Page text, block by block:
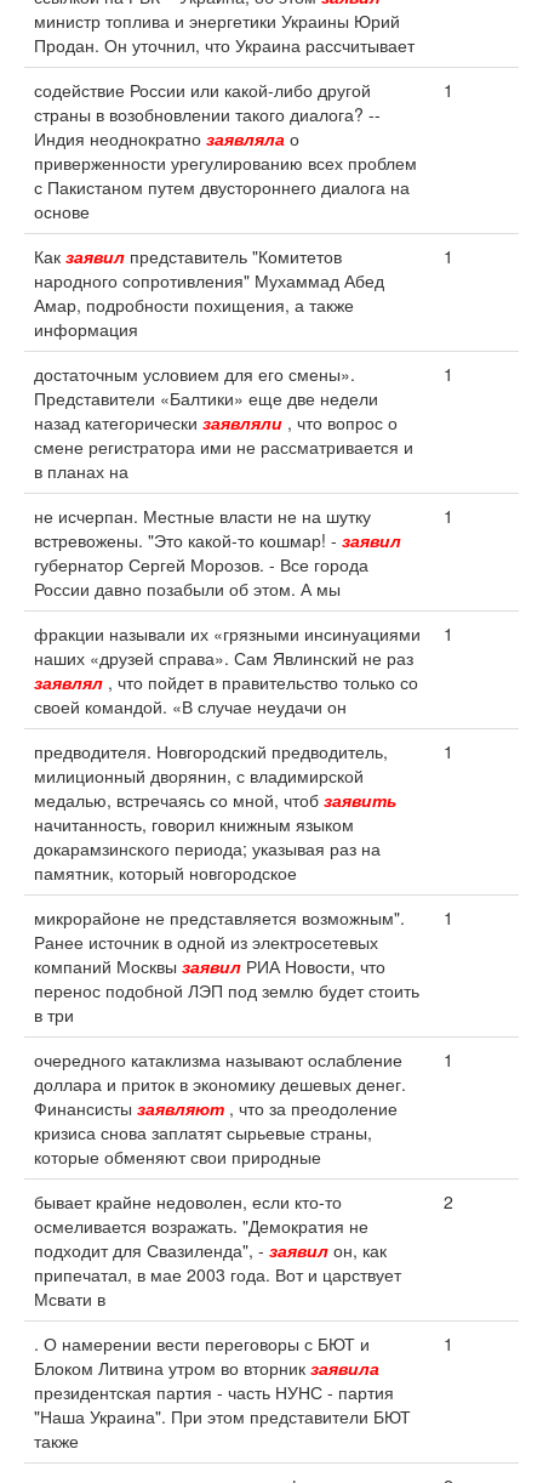
министр топлива и энергетики Украины Юрий
Продан. Он уточнил, что Украина рассчитывает
содействие России или какой-либо другой
страны в возобновлении такого диалога? --
Индия неоднократно заявляла о
приверженности урегулированию всех проблем
с Пакистаном путем двустороннего диалога на
основе
1
Как заявил представитель "Комитетов
народного сопротивления" Мухаммад Абед
Амар, подробности похищения, а также
информация
1
достаточным условием для его смены».
Представители «Балтики» еще две недели
назад категорически заявляли , что вопрос о
смене регистратора ими не рассматривается и
в планах на
1
не исчерпан. Местные власти не на шутку
встревожены. "Это какой-то кошмар! - заявил
губернатор Сергей Морозов. - Все города
России давно позабыли об этом. А мы
1
фракции называли их «грязными инсинуациями
наших «друзей справа». Сам Явлинский не раз
заявлял , что пойдет в правительство только со
своей командой. «В случае неудачи он
1
предводителя. Новгородский предводитель,
милиционный дворянин, с владимирской
медалью, встречаясь со мной, чтоб заявить
начитанность, говорил книжным языком
докарамзинского периода; указывая раз на
памятник, который новгородское
1
микрорайоне не представляется возможным".
Ранее источник в одной из электросетевых
компаний Москвы заявил РИА Новости, что
перенос подобной ЛЭП под землю будет стоить
в три
1
очередного катаклизма называют ослабление
доллара и приток в экономику дешевых денег.
Финансисты заявляют , что за преодоление
кризиса снова заплатят сырьевые страны,
которые обменяют свои природные
1
бывает крайне недоволен, если кто-то
осмеливается возражать. "Демократия не
подходит для Свазиленда", - заявил он, как
припечатал, в мае 2003 года. Вот и царствует
Мсвати в
2
. О намерении вести переговоры с БЮТ и
Блоком Литвина утром во вторник заявила
президентская партия - часть НУНС - партия
"Наша Украина". При этом представители БЮТ
также
1